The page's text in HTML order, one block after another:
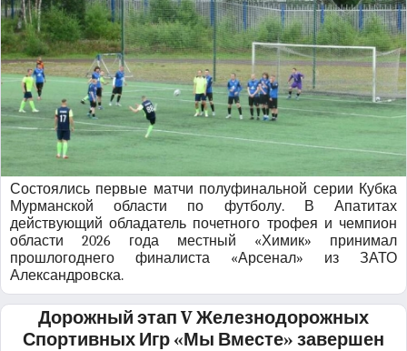
Состоялись первые матчи полуфинальной серии Кубка
Мурманской области по футболу. В Апатитах
действующий обладатель почетного трофея и чемпион
области 2026 года местный «Химик» принимал
прошлогоднего финалиста «Арсенал» из ЗАТО
Александровска.
Дорожный этап V Железнодорожных
Спортивных Игр «Мы Вместе» завершен